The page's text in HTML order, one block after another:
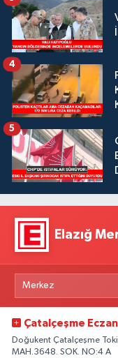
4
5
Elazığ
Çatalçeşme
Doğukent Çatalçeşme
MAH.3648. SOK. NO:4 A